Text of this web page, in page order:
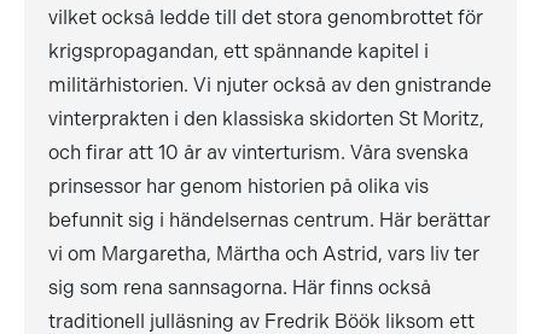
vilket också ledde till det stora genombrottet för
krigspropagandan, ett spännande kapitel i
militärhistorien. Vi njuter också av den gnistrande
vinterprakten i den klassiska skidorten St Moritz,
och firar att 10 år av vinterturism. Våra svenska
prinsessor har genom historien på olika vis
befunnit sig i händelsernas centrum. Här berättar
vi om Margaretha, Märtha och Astrid, vars liv ter
sig som rena sannsagorna. Här finns också
traditionell julläsning av Fredrik Böök liksom ett